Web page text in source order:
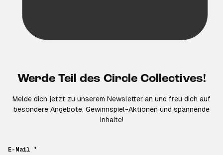
Werde Teil des Circle Collectives!
Melde dich jetzt zu unserem Newsletter an und freu dich auf
besondere Angebote, Gewinnspiel-Aktionen und spannende
Inhalte!
E-Mail *